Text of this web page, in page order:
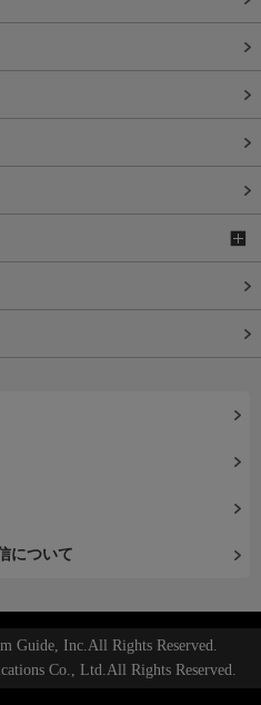
について
Guide, Inc.All Rights Reserved.
Co., Ltd.All Rights Reserved.